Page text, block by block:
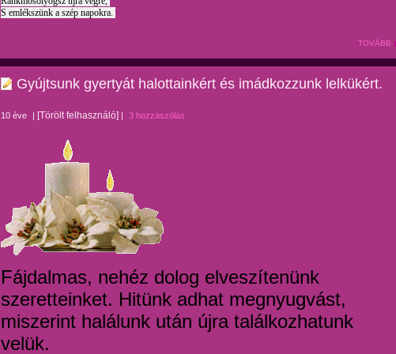
S emlékszünk a szép napokra.
TOVÁBB
Gyújtsunk gyertyát halottainkért és imádkozzunk lelkükért.
10 éve | [Törölt felhasználó] | 3 hozzászólás
Fájdalmas, nehéz dolog elveszítenünk
szeretteinket. Hitünk adhat megnyugvást,
miszerint halálunk után újra találkozhatunk
velük.